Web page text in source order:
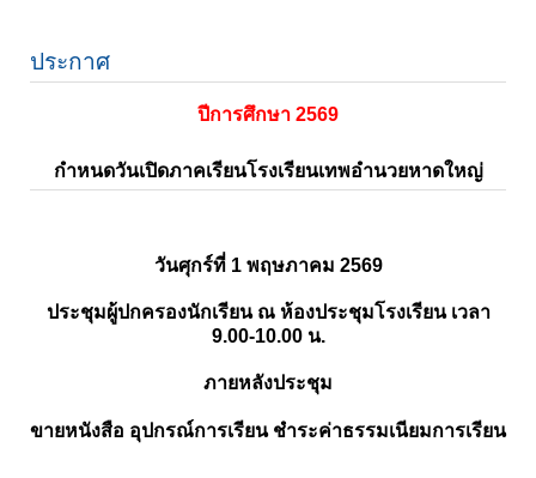
ประกาศ
ปีการศึกษา 2569
กำหนดวันเปิดภาคเรียนโรงเรียนเทพอำนวยหาดใหญ่
วันศุกร์ที่ 1 พฤษภาคม 2569
ประชุมผู้ปกครองนักเรียน ณ ห้องประชุมโรงเรียน เวลา
9.00-10.00 น.
ภายหลังประชุม
ขายหนังสือ อุปกรณ์การเรียน ชำระค่าธรรมเนียมการเรียน